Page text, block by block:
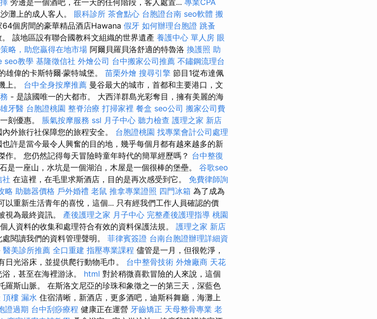
灘上的成人客人。 眼科診所 茶會點心 台胞證台南 seo軟體 搬
個房間的豪華精品酒店Hawana 假牙 如何辦理台胞證 跳蚤
該地區設有聯合國教科文組織的世界遺產 養護中心 單人房 眼
略，助您贏得在地市場 阿爾貝羅貝洛舒適的特魯洛 換護照 助
seo教學 基隆徵信社 外燴公司 台中搬家公司推薦 不鏽鋼流理台
偉的卡斯特爾·蒙特城堡。 苗栗外燴 搜尋引擎 節目1從布達佩
上。 台中全身按摩推薦 曼谷最大的城市，首都和主要港口，文
- 是該國唯一的大都市。 大西洋群島光彩奪目，擁有美麗的海
牙醫 台胞證桃園 整脊治療 打掃家裡 餐盒 seo公司 搬家公司費
刻優惠。 脹氣按摩服務 ssl 月子中心 聽力檢查 護理之家 新店
外旅行社保障您的旅程安全。 台胞證桃園 找專業會計公司處理
許是當今最令人興奮的目的地，幾乎每個月都有越來越多的新
。 您仍然記得每天冒險時童年時代的簡單經歷嗎？ 台中整復
是一座山，水坑是一個湖泊，木屋是一個很棒的堡壘。 谷歌seo
社 在這裡，在毛里求斯酒店，目的是再次感受到它。 免費律師詢
略 助聽器價格 戶外婚禮 老鼠 推拿專業證照 四門冰箱 為了成為
以重新生活青年的喜悅，這個... 只有經我們工作人員確認的價
視為最終資訊。 產後護理之家 月子中心 完整產後護理指導 桃園
人資料的收集和處理符合有效的資料保護法規。 護理之家 新店
閱讀我們的資料管理聲明。 菲律賓簽證 台南台胞證辦理詳細資
醫美診所推薦 全口重建 指壓專業課程 儘管是一月，但很乾淨，
光浴床，並提供爬行動物毛巾。 台中整骨技術 外燴廠商 天花
，甚至在海裡游泳。 html 對於稍微喜歡冒險的人來說，這個
羅斯山脈。 在斯洛文尼亞的珍珠和象徵之一的第三天，深藍色
頂樓 漏水 住宿清晰，新酒店，更多酒吧，迪斯科舞廳，海灘上
證過期 台中刮痧療程 健康正在運營 牙齒矯正 天母整骨專業 老